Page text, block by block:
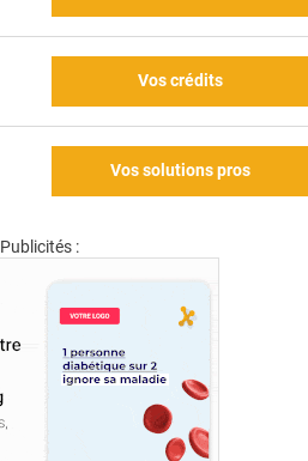
Vos crédits
Vos solutions pros
Publicités :